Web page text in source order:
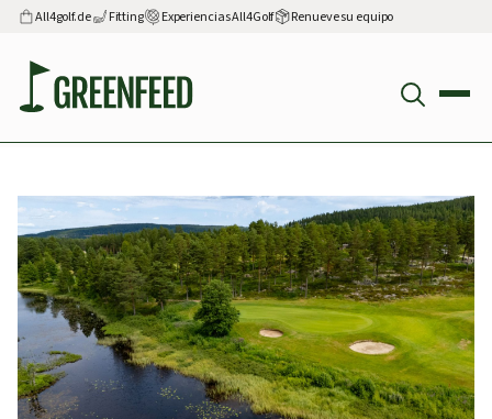
All4golf.de Fitting Experiencias All4Golf Renueve su equipo